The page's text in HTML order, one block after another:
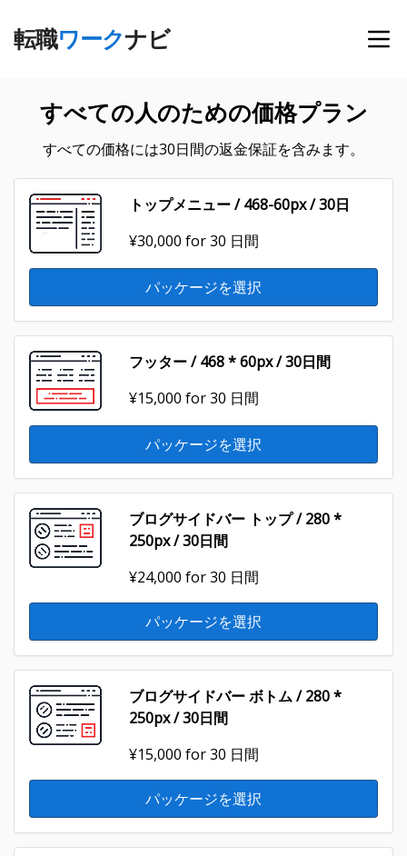
転職ワークナビ
すべての人のための価格プラン
すべての価格には30日間の返金保証を含みます。
トップメニュー / 468-60px / 30日
¥30,000 for 30 日間
パッケージを選択
フッター / 468 * 60px / 30日間
¥15,000 for 30 日間
パッケージを選択
ブログサイドバー トップ / 280 *
250px / 30日間
¥24,000 for 30 日間
パッケージを選択
ブログサイドバー ボトム / 280 *
250px / 30日間
¥15,000 for 30 日間
パッケージを選択